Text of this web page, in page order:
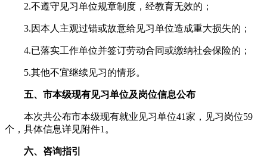
2.不遵守见习单位规章制度，经教育无效的；
3.因本人主观过错或故意给见习单位造成重大损失的；
4.已落实工作单位并签订劳动合同或缴纳社会保险的；
5.其他不宜继续见习的情形。
五、市本级现有见习单位及岗位信息公布
本次共公布市本级现有就业见习单位41家，见习岗位59
个，具体信息详见附件1。
六、咨询指引